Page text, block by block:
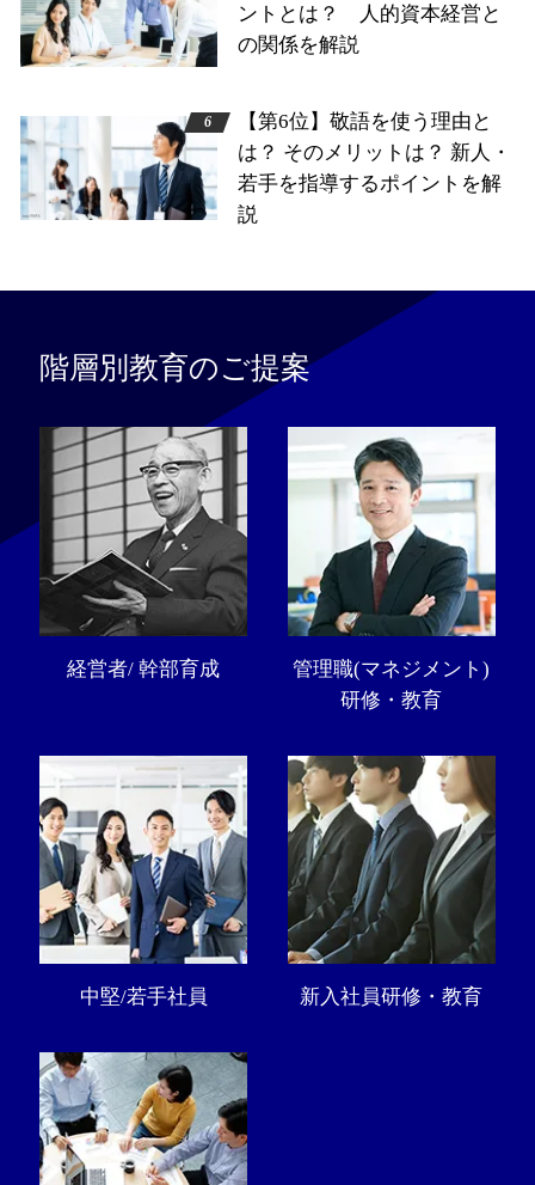
ントとは？ 人的資本経営と
の関係を解説
【第6位】敬語を使う理由と
は？ そのメリットは？ 新人・
若手を指導するポイントを解
説
階層別教育のご提案
経営者/ 幹部育成
管理職(マネジメント)
研修・教育
中堅/若手社員 新入社員研修・教育